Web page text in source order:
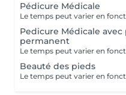
Pédicure Médicale
Pedicure Médicale
permanent
Beauté des pieds